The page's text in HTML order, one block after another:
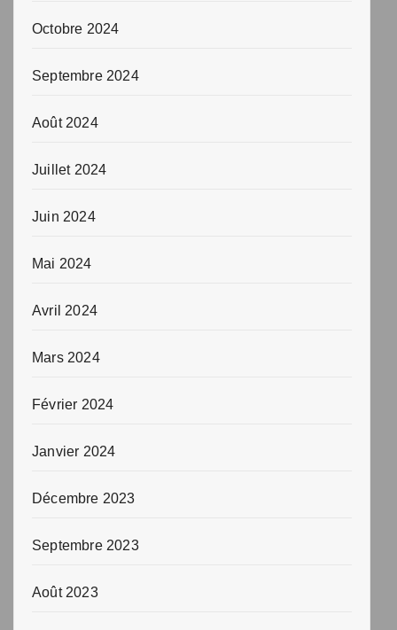
Octobre 2024
Septembre 2024
Août 2024
Juillet 2024
Juin 2024
Mai 2024
Avril 2024
Mars 2024
Février 2024
Janvier 2024
Décembre 2023
Septembre 2023
Août 2023